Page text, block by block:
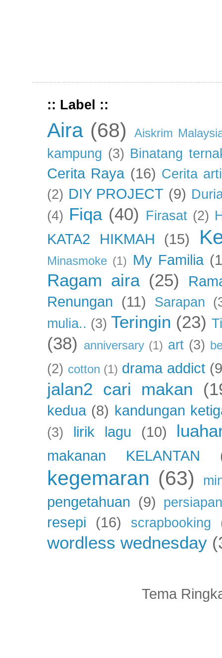
:: Label ::
Aira (68) Aiskrim
kampung (3) Binatang
Cerita Raya (16) Cerita
(2) DIY PROJECT (9)
(4) Fiqa (40) Firasat (2)
KATA2 HIKMAH (15)
Minasmoke (1) My Familia
Ragam aira (25)
Renungan (11) Sarapan
mulia.. (3) Teringin (23)
(38) anniversary (1) art (3)
(2) cotton (1) drama addict
jalan2 cari makan
kedua (8) kandungan
(3) lirik lagu (10)
makanan KELANTAN
kegemaran (63)
pengetahuan (9)
resepi (16) scrapbooking
wordless wednesday
Tema